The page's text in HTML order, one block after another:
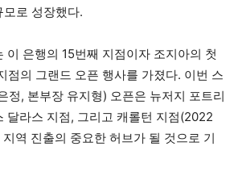
로 성장했다.
이 은행의 15번째 지점이자 조지아의 첫
점의 그랜드 오픈 행사를 가졌다. 이번 스
정, 본부장 유지형) 오픈은 뉴저지 포트리
달라스 지점, 그리고 캐롤턴 지점(2022
역 진출의 중요한 허브가 될 것으로 기